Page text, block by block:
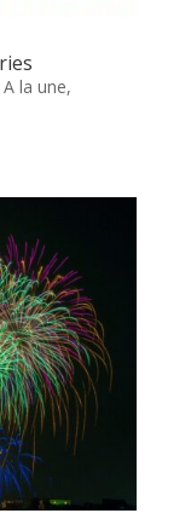
A la une,